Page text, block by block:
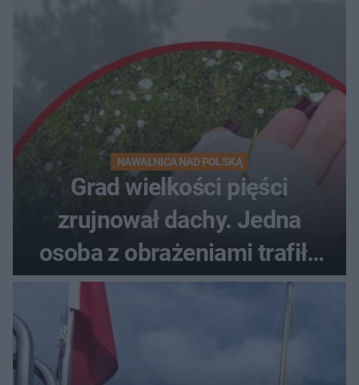
NAWAŁNICA NAD POLSKĄ
Grad wielkości pięści
zrujnował dachy. Jedna
osoba z obrażeniami trafiła
do szpitala